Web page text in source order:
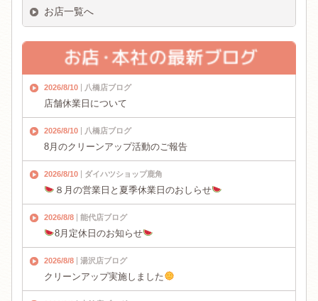
お店一覧へ
2026/8/10 八橋店ブログ
店舗休業日について
2026/8/10 八橋店ブログ
8月のクリーンアップ活動のご報告
2026/8/10 ダイハツショップ鹿角
８月の営業日と夏季休業日のおしらせ
2026/8/8 能代店ブログ
8月定休日のお知らせ
2026/8/8 湯沢店ブログ
クリーンアップ実施しました